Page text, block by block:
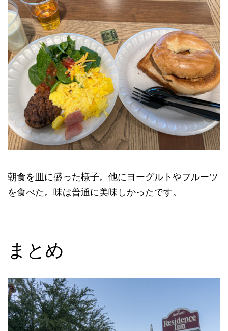
朝食を皿に盛った様子。他にヨーグルトやフルーツ
を食べた。味は普通に美味しかったです。
まとめ